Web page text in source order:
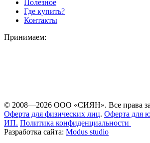
Полезное
Где купить?
Контакты
Принимаем:
© 2008—2026 ООО «СИЯН». Все права
Оферта для физических лиц. Оферта для
ИП. Политика конфиденциальности
Разработка сайта: Modus studio